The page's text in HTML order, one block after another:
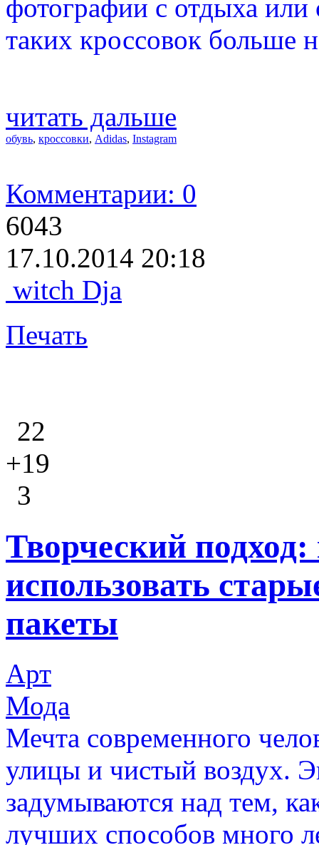
фотографии с отдыха или
таких кроссовок больше
читать дальше
обувь, кроссовки, Adidas, Instagram
Комментарии: 0
6043
17.10.2014 20:18
witch Dja
Печать
22
+19
3
Творческий
использовать
пакеты
Арт
Мода
Мечта современного
улицы и чистый воздух.
задумываются над тем,
лучших способов много